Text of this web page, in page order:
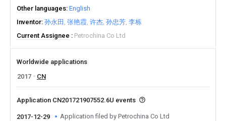
Other languages English
Inventor 孙永田 张艳霞 许杰 孙忠芳 李栋
Current Assignee
Petrochina Co Ltd
Worldwide applications
2017
CN
Application CN201721907552.6U events
2017-12-29 Application filed by Petrochina Co Ltd